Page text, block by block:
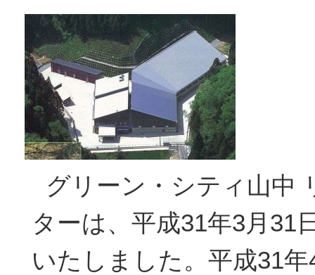
グリーン・シティ山中
ターは、平成31年3月31
いたしました。平成31